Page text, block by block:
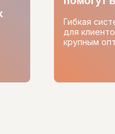
Гибкая
для
крупным